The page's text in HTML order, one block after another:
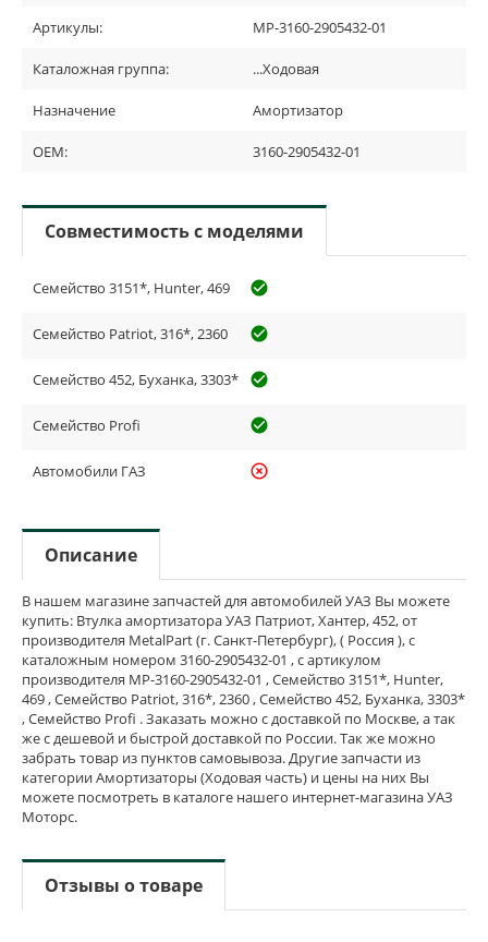
Артикулы: МР-3160-2905432-01
Каталожная группа: ...Ходовая
Назначение Амортизатор
OEM: 3160-2905432-01
Совместимость с моделями
Семейство 3151*, Hunter, 469 check_circle_outline
Семейство Patriot, 316*, 2360 check_circle_outline
Семейство 452, Буханка, 3303* check_circle_outline
Семейство Profi check_circle_outline
Автомобили ГАЗ highlight_off
Описание
В нашем магазине запчастей для автомобилей УАЗ Вы можете
купить: Втулка амортизатора УАЗ Патриот, Хантер, 452, от
производителя MetalPart (г. Санкт-Петербург), ( Россия ), с
каталожным номером 3160-2905432-01 , с артикулом
производителя MP-3160-2905432-01 , Семейство 3151*, Hunter,
469 , Семейство Patriot, 316*, 2360 , Семейство 452, Буханка, 3303*
, Семейство Profi . Заказать можно с доставкой по Москве, а так
же с дешевой и быстрой доставкой по России. Так же можно
забрать товар из пунктов самовывоза. Другие запчасти из
категории Амортизаторы (Ходовая часть) и цены на них Вы
можете посмотреть в каталоге нашего интернет-магазина УАЗ
Моторс.
Отзывы о товаре